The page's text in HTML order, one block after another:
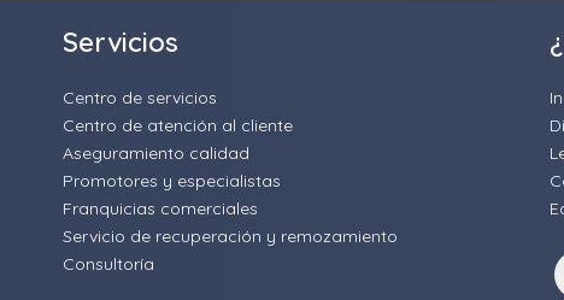
Servicios
Centro de servicios
Centro de atención al cliente
Aseguramiento calidad
Promotores y especialistas
Franquicias comerciales
Servicio de recuperación y remozamiento
Consultoría